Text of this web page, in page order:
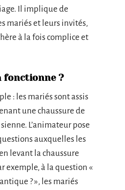
Il implique de
mariés et leurs invités,
à la fois complice et
fonctionne ?
: les mariés sont assis
une chaussure de
L’animateur pose
auxquelles les
levant la chaussure
exemple, à la question «
? », les mariés